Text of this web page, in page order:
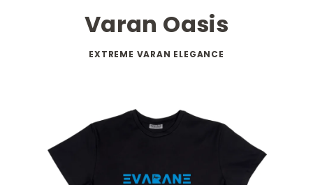
Varan Oasis
EXTREME VARAN ELEGANCE